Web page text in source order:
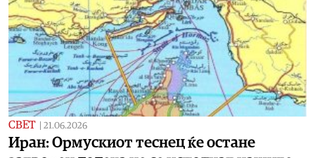
СВЕТ 21.06.2026
Иран: Ормускиот теснец ќе остане